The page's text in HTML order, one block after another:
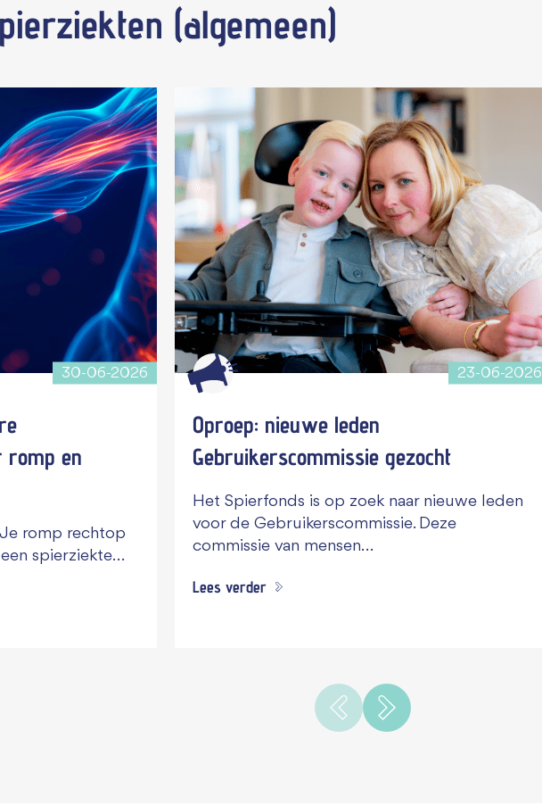
(algemeen)
30-06-2026
romp en
romp rechtop
spierziekte…
23-06-2026
Oproep: nieuwe leden
Gebruikerscommissie gezocht
Het Spierfonds is op zoek naar nieuwe leden
voor de Gebruikerscommissie. Deze
commissie van mensen…
Lees verder